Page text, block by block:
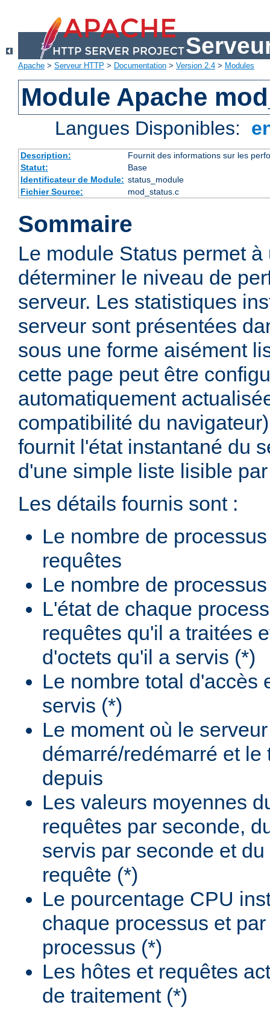
Apache > Serveur HTTP > Documentation > Version 2.4 > Modules
Module Apache
Langues Disponibles:
Description:
Fournit des informations sur les
Statut:
Base
Identificateur de Module: status_module
Fichier Source:
mod_status.c
Sommaire
Le module Status permet
déterminer le niveau de
serveur. Les statistiques
serveur sont présentées
sous une forme aisément
cette page peut être
automatiquement
compatibilité du
fournit l'état instantané du
d'une simple liste lisible
Les détails fournis sont :
Le nombre de
requêtes
Le nombre de
L'état de chaque
requêtes qu'il a traitées
d'octets qu'il a servis (*)
Le nombre total d'accès
servis (*)
Le moment où le
démarré/redémarré et le
depuis
Les valeurs moyennes
requêtes par seconde,
servis par seconde et
requête (*)
Le pourcentage CPU
chaque processus et
processus (*)
Les hôtes et requêtes
de traitement (*)